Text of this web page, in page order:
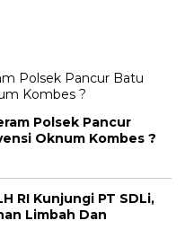
Polsek Pancur
Oknum Kombes ?
RI Kunjungi PT SDLi,
Limbah Dan